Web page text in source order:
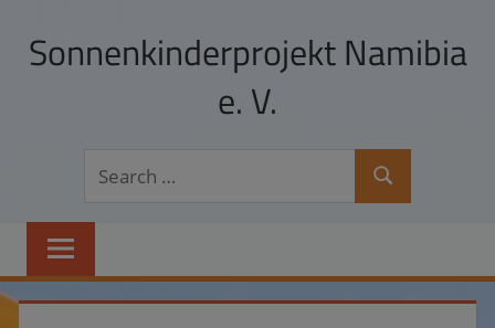
Sonnenkinderprojekt Namibia
e. V.
Schulpatenschaften
in
Search